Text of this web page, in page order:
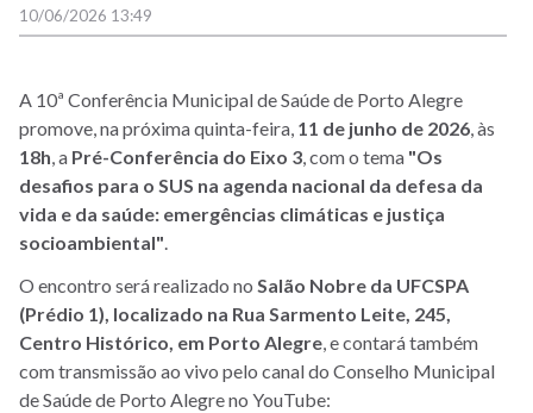
10/06/2026 13:49
A 10ª Conferência Municipal de Saúde de Porto Alegre
promove, na próxima quinta-feira, 11 de junho de 2026, às
18h, a Pré-Conferência do Eixo 3, com o tema "Os
desafios para o SUS na agenda nacional da defesa da
vida e da saúde: emergências climáticas e justiça
socioambiental".
O encontro será realizado no Salão Nobre da UFCSPA
(Prédio 1), localizado na Rua Sarmento Leite, 245,
Centro Histórico, em Porto Alegre, e contará também
com transmissão ao vivo pelo canal do Conselho Municipal
de Saúde de Porto Alegre no YouTube: